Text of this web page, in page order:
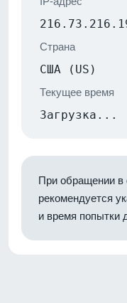
Страна
США (US)
Текущее время
Загрузка...
При обращении в
рекомендуется
и время попытки